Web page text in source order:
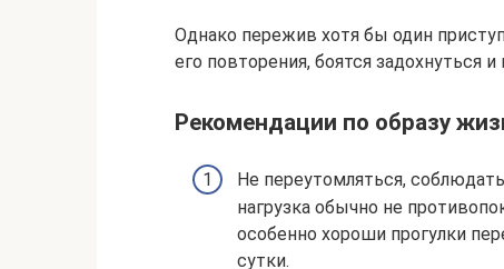
Однако пережив хотя бы один
его повторения, боятся задохнуться
Рекомендации по образу
Не переутомляться,
нагрузка обычно не
особенно хороши прогулки
сутки.